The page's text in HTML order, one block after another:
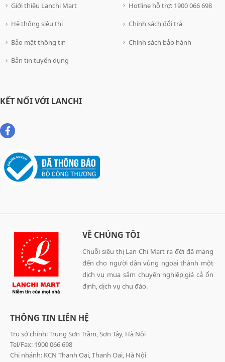
Giới thiệu Lanchi Mart
Hệ thống siêu thị
Bảo mật thông tin
Bản tin tuyển dụng
Hotline hỗ trợ: 1900 066 698
Chính sách đổi trả
Chính sách bảo hành
KẾT NỐI VỚI LANCHI
VỀ CHÚNG TÔI
Chuỗi siêu thị Lan Chi Mart ra đời đã mang
đến cho người dân vùng ngoại thành một
dịch vụ mua sắm chuyên nghiệp,giá cả ổn
định, dịch vụ chu đáo.
THÔNG TIN LIÊN HỆ
Trụ sở chính: Trung Sơn Trầm, Sơn Tây, Hà Nội
Tel/Fax: 1900 066 698
Chi nhánh: KCN Thanh Oai, Thanh Oai, Hà Nội